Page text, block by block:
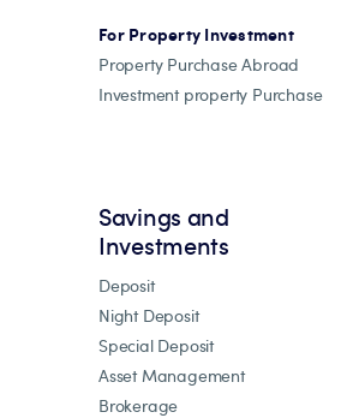
For Property Investment
Property Purchase Abroad
Investment property Purchase
Savings and
Investments
Deposit
Night Deposit
Special Deposit
Asset Management
Brokerage